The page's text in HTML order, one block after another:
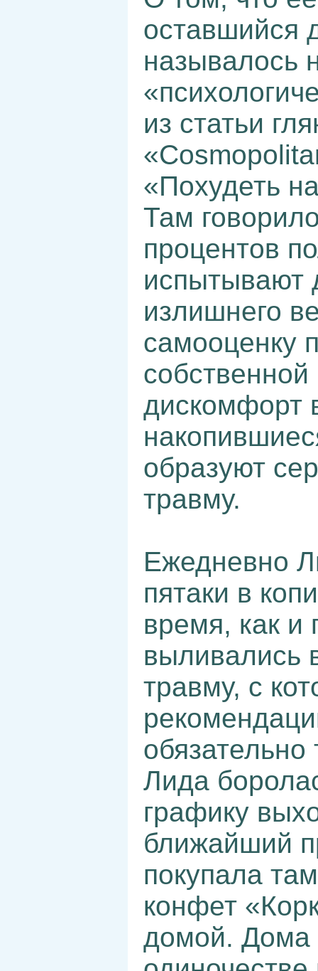
оставшийся
называлось
из статьи
«Похудеть
Там
процентов
испытывают
излишнего
самооценку
дискомфорт
образуют
травму.
Ежедневно
пятаки в
время, как и
выливались
травму, с
обязательно
Лида
графику
ближайший
покупала
конфет
домой. Дома